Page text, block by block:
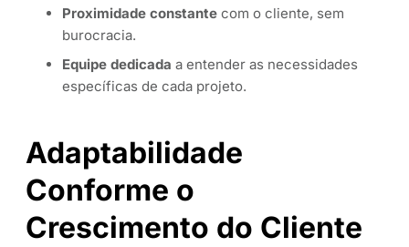
Proximidade constante com o cliente, sem
burocracia.
Equipe dedicada a entender as necessidades
específicas de cada projeto.
Adaptabilidade
Conforme o
Crescimento do Cliente